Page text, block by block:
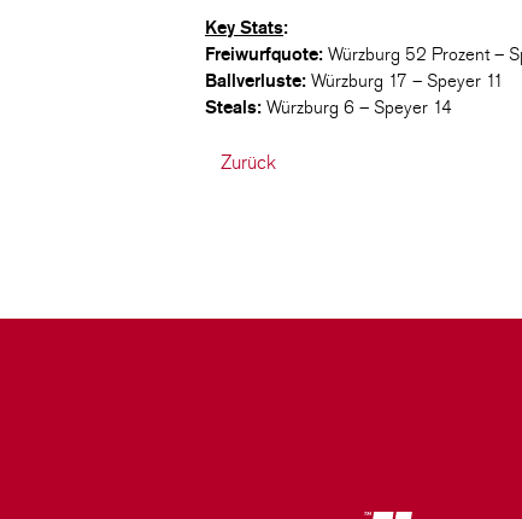
Key Stats:
Freiwurfquote: Würzburg 52 Prozent –
Ballverluste: Würzburg 17 – Speyer 11
Steals: Würzburg 6 – Speyer 14
Zurück